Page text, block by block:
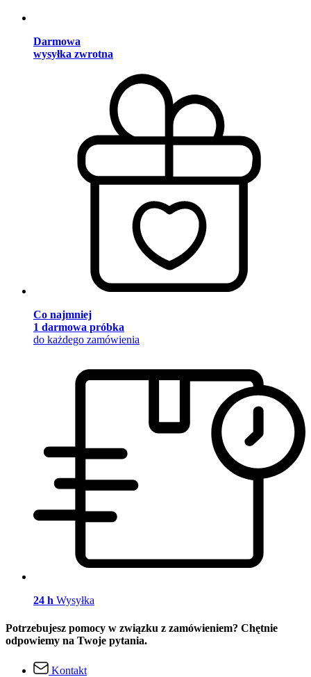
Darmowa
wysyłka zwrotna
Co najmniej
1 darmowa próbka
do każdego zamówienia
24 h Wysyłka
Potrzebujesz pomocy w związku z zamówieniem? Chętnie
odpowiemy na Twoje pytania.
Kontakt